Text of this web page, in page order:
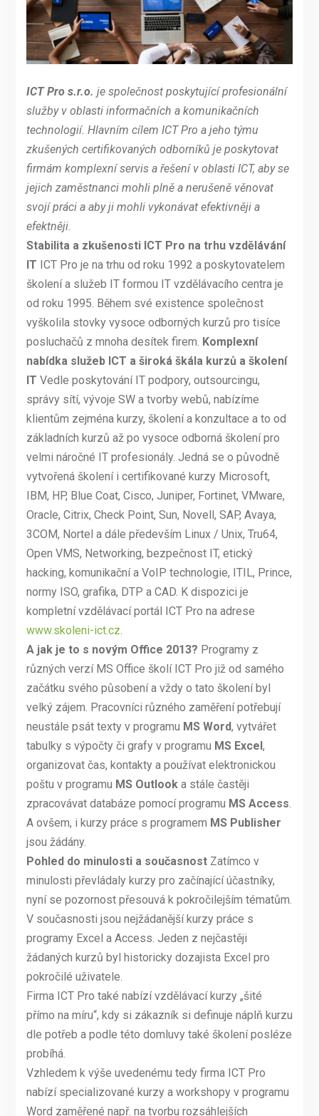
ICT Pro s.r.o. je společnost poskytující profesionální
služby v oblasti informačních a komunikačních
technologií. Hlavním cílem ICT Pro a jeho týmu
zkušených certifikovaných odborníků je poskytovat
firmám komplexní servis a řešení v oblasti ICT, aby se
jejich zaměstnanci mohli plně a nerušeně věnovat
svojí práci a aby ji mohli vykonávat efektivněji a
efektněji.
Stabilita a zkušenosti ICT Pro na trhu vzdělávání
IT ICT Pro je na trhu od roku 1992 a poskytovatelem
školení a služeb IT formou IT vzdělávacího centra je
od roku 1995. Během své existence společnost
vyškolila stovky vysoce odborných kurzů pro tisíce
posluchačů z mnoha desítek firem. Komplexní
nabídka služeb ICT a široká škála kurzů a školení
IT Vedle poskytování IT podpory, outsourcingu,
správy sítí, vývoje SW a tvorby webů, nabízíme
klientům zejména kurzy, školení a konzultace a to od
základních kurzů až po vysoce odborná školení pro
velmi náročné IT profesionály. Jedná se o původně
vytvořená školení i certifikované kurzy Microsoft,
IBM, HP, Blue Coat, Cisco, Juniper, Fortinet, VMware,
Oracle, Citrix, Check Point, Sun, Novell, SAP, Avaya,
3COM, Nortel a dále především Linux / Unix, Tru64,
Open VMS, Networking, bezpečnost IT, etický
hacking, komunikační a VoIP technologie, ITIL, Prince,
normy ISO, grafika, DTP a CAD. K dispozici je
kompletní vzdělávací portál ICT Pro na adrese
www.skoleni-ict.cz.
A jak je to s novým Office 2013? Programy z
různých verzí MS Office školí ICT Pro již od samého
začátku svého působení a vždy o tato školení byl
velký zájem. Pracovníci různého zaměření potřebují
neustále psát texty v programu MS Word, vytvářet
tabulky s výpočty či grafy v programu MS Excel,
organizovat čas, kontakty a používat elektronickou
poštu v programu MS Outlooka stále častěji
zpracovávat databáze pomocí programu MS Access.
A ovšem, i kurzy práce s programem MS Publisher
jsou žádány.
Pohled do minulosti a současnostZatímco v
minulosti převládaly kurzy pro začínající účastníky,
nyní se pozornost přesouvá k pokročilejším tématům.
V současnosti jsou nejžádanější kurzy práce s
programy Excel a Access. Jeden z nejčastěji
žádaných kurzů byl historicky dozajista Excel pro
pokročilé uživatele.
Firma ICT Pro také nabízí vzdělávací kurzy „šité
přímo na míru“, kdy si zákazník si definuje náplň kurzu
dle potřeb a podle této domluvy také školení posléze
probíhá.
Vzhledem k výše uvedenému tedy firma ICT Pro
nabízí specializované kurzy a workshopy v programu
Word zaměřené např. na tvorbu rozsáhlejších